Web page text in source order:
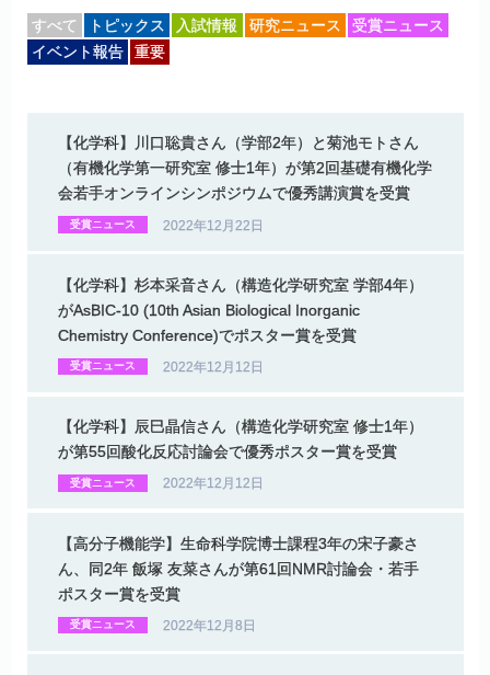
すべて トピックス 入試情報 研究ニュース
受賞ニュース
イベント報告
重要
【化学科】 川口聡貴さん （学部2年） と菊池モト さん
（有機化学第一研究室 修士1年） が第2回基礎有機化学
会若手オンラインシンポジウムで優秀講演賞を受賞
受賞ニュース 2022年12月22日
【化学科】 杉本采音さん （構造化学研究室 学部4年）
がAsBIC-10 (10th Asian Biological Inorganic
Chemistry Conference)でポスター賞を受賞
受賞ニュース 2022年12月12日
【化学科】 辰巳晶信さん （構造化学研究室 修士1年）
が第55回酸化反応討論会で優秀ポスター賞を受賞
受賞ニュース 2022年12月12日
【高分子機能学】 生命科学院博士課程3年の宋子豪さ
ん、
同2年 飯塚 友菜さんが第61回NMR討論会・ 若手
ポスター賞を受賞
受賞ニュース 2022年12月8日